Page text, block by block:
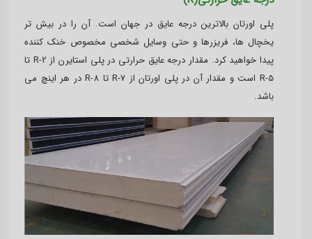
پلی اورتان بالاترین درجه عایق در جهان است. آن را در بیش تر
یخچال ها، فریزرها و حتی وسایل شخصی مخصوص خنک کننده
پیدا خواهید کرد. مقدار درجه عایق حرارتی در پلی استایرن از R-2 تا
R-5 است و مقدار آن در پلی اورتان از R-7 تا R-8 در هر اینچ می
باشد.